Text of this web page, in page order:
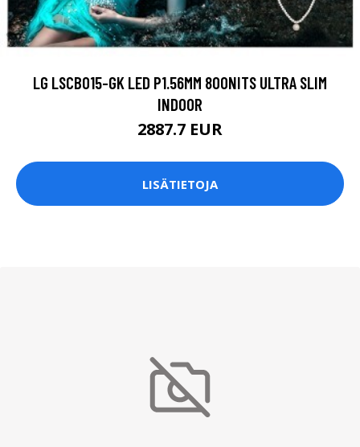
LG LSCB015-GK LED P1.56MM 800NITS ULTRA SLIM
INDOOR
2887.7 EUR
LISÄTIETOJA